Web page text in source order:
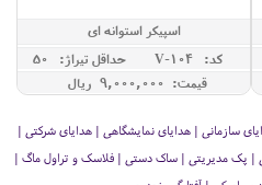
اسپیکر استوانه ای
کد: V-104
حداقل تيراژ: 50
قیمت: 9,000,000 ريال
سازمانی | هدایای نمایشگاهی | هدایای شرکتی |
| پک مدیریتی | ساک دستی | فلاسک و تراول ماگ |